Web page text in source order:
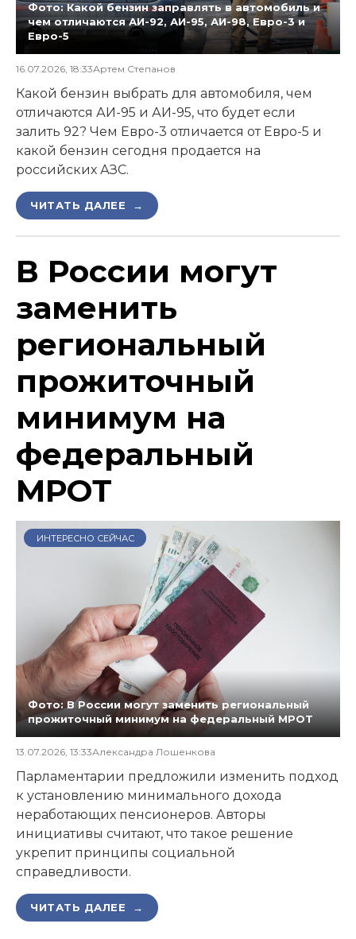
Фото: Какой бензин заправлять в автомобиль и
чем отличаются АИ-92, АИ-95, АИ-98, Евро-3 и
Евро-5
16.07.2026, 18:33Артем Степанов
Какой бензин выбрать для автомобиля, чем
отличаются АИ-95 и АИ-95, что будет если
залить 92? Чем Евро-3 отличается от Евро-5 и
какой бензин сегодня продается на
российских АЗС.
ЧИТАТЬ ДАЛЕЕ →
В России могут
заменить
региональный
прожиточный
минимум на
федеральный
МРОТ
ИНТЕРЕСНО СЕЙЧАС
Фото: В России могут заменить региональный
прожиточный минимум на федеральный МРОТ
13.07.2026, 13:33Александра Лошенкова
Парламентарии предложили изменить подход
к установлению минимального дохода
неработающих пенсионеров. Авторы
инициативы считают, что такое решение
укрепит принципы социальной
справедливости.
ЧИТАТЬ ДАЛЕЕ →